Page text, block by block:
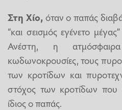
Στη Χίο, όταν ο παπάς
“και σεισμός εγένετο
Ανέστη, η
κωδωνοκρουσίες, τους
των κροτίδων και
στόχος των κροτίδων που
ίδιος ο παπάς.